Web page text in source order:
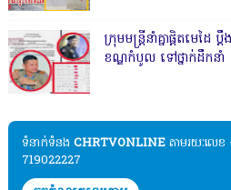
ក្រុមមន្ត្រីនាំគ្នាផ្ដិតមេដ
ខណ្ឌកំបូល ទៅថ្នាក់ដឹកនាំ
ទំនាក់ទំនង​​ CHRTVONLINE តាមរយៈលេខ
719022227